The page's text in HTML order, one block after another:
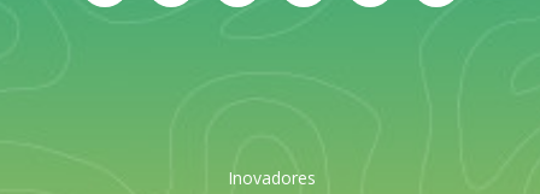
Inovadores